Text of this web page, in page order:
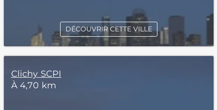
DÉCOUVRIR CETTE VILLE
Clichy SCPI
À 4,70 km